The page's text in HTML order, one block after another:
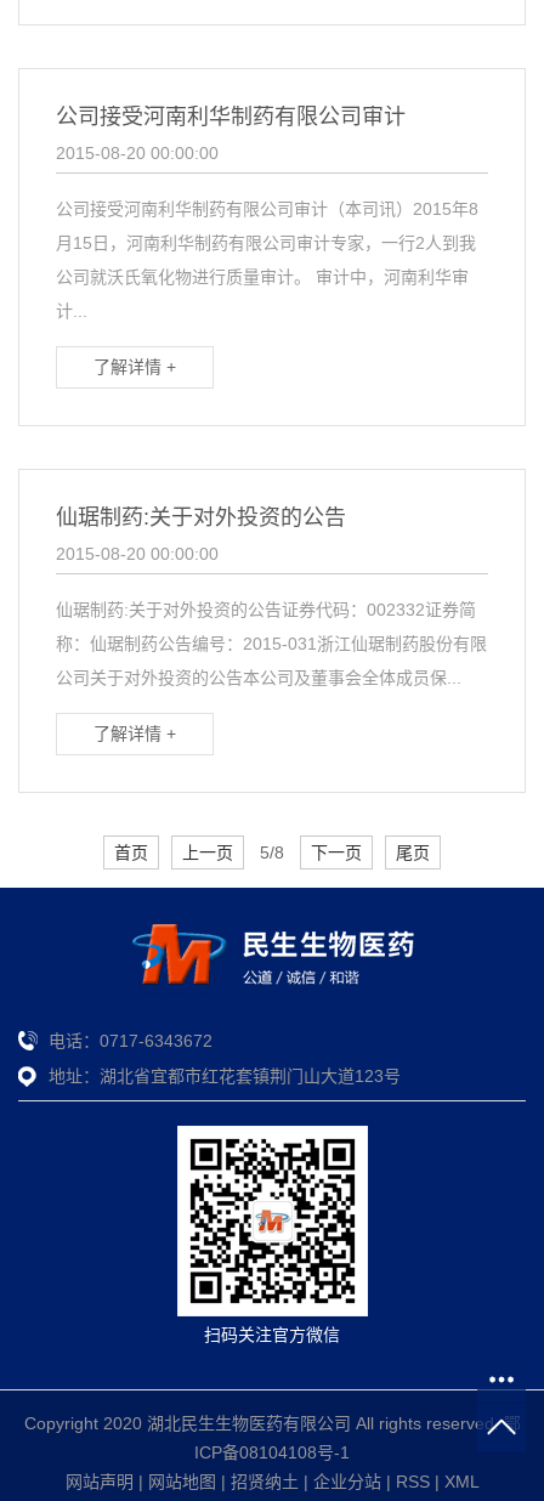
公司接受河南利华制药有限公司审计
2015-08-20 00:00:00
公司接受河南利华制药有限公司审计（本司讯）2015年8
月15日，河南利华制药有限公司审计专家，一行2人到我
公司就沃氏氧化物进行质量审计。 审计中，河南利华审
计...
了解详情 +
仙琚制药:关于对外投资的公告
2015-08-20 00:00:00
仙琚制药:关于对外投资的公告证券代码：002332证券简
称：仙琚制药公告编号：2015-031浙江仙琚制药股份有限
公司关于对外投资的公告本公司及董事会全体成员保...
了解详情 +
首页 上一页 5/8 下一页 尾页
电话：0717-6343672
地址：湖北省宜都市红花套镇荆门山大道123号
扫码关注官方微信
Copyright 2020 湖北民生生物医药有限公司 All rights reserved.鄂
ICP备08104108号-1
网站声明 | 网站地图 | 招贤纳土 | 企业分站| RSS| XML